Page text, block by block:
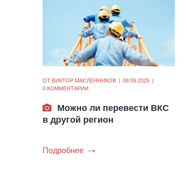
ОТ ВИКТОР МАСЛЕННИКОВ
08.09.2025
0 КОММЕНТАРИИ
Можно ли перевести ВКС
в другой регион
Подробнее